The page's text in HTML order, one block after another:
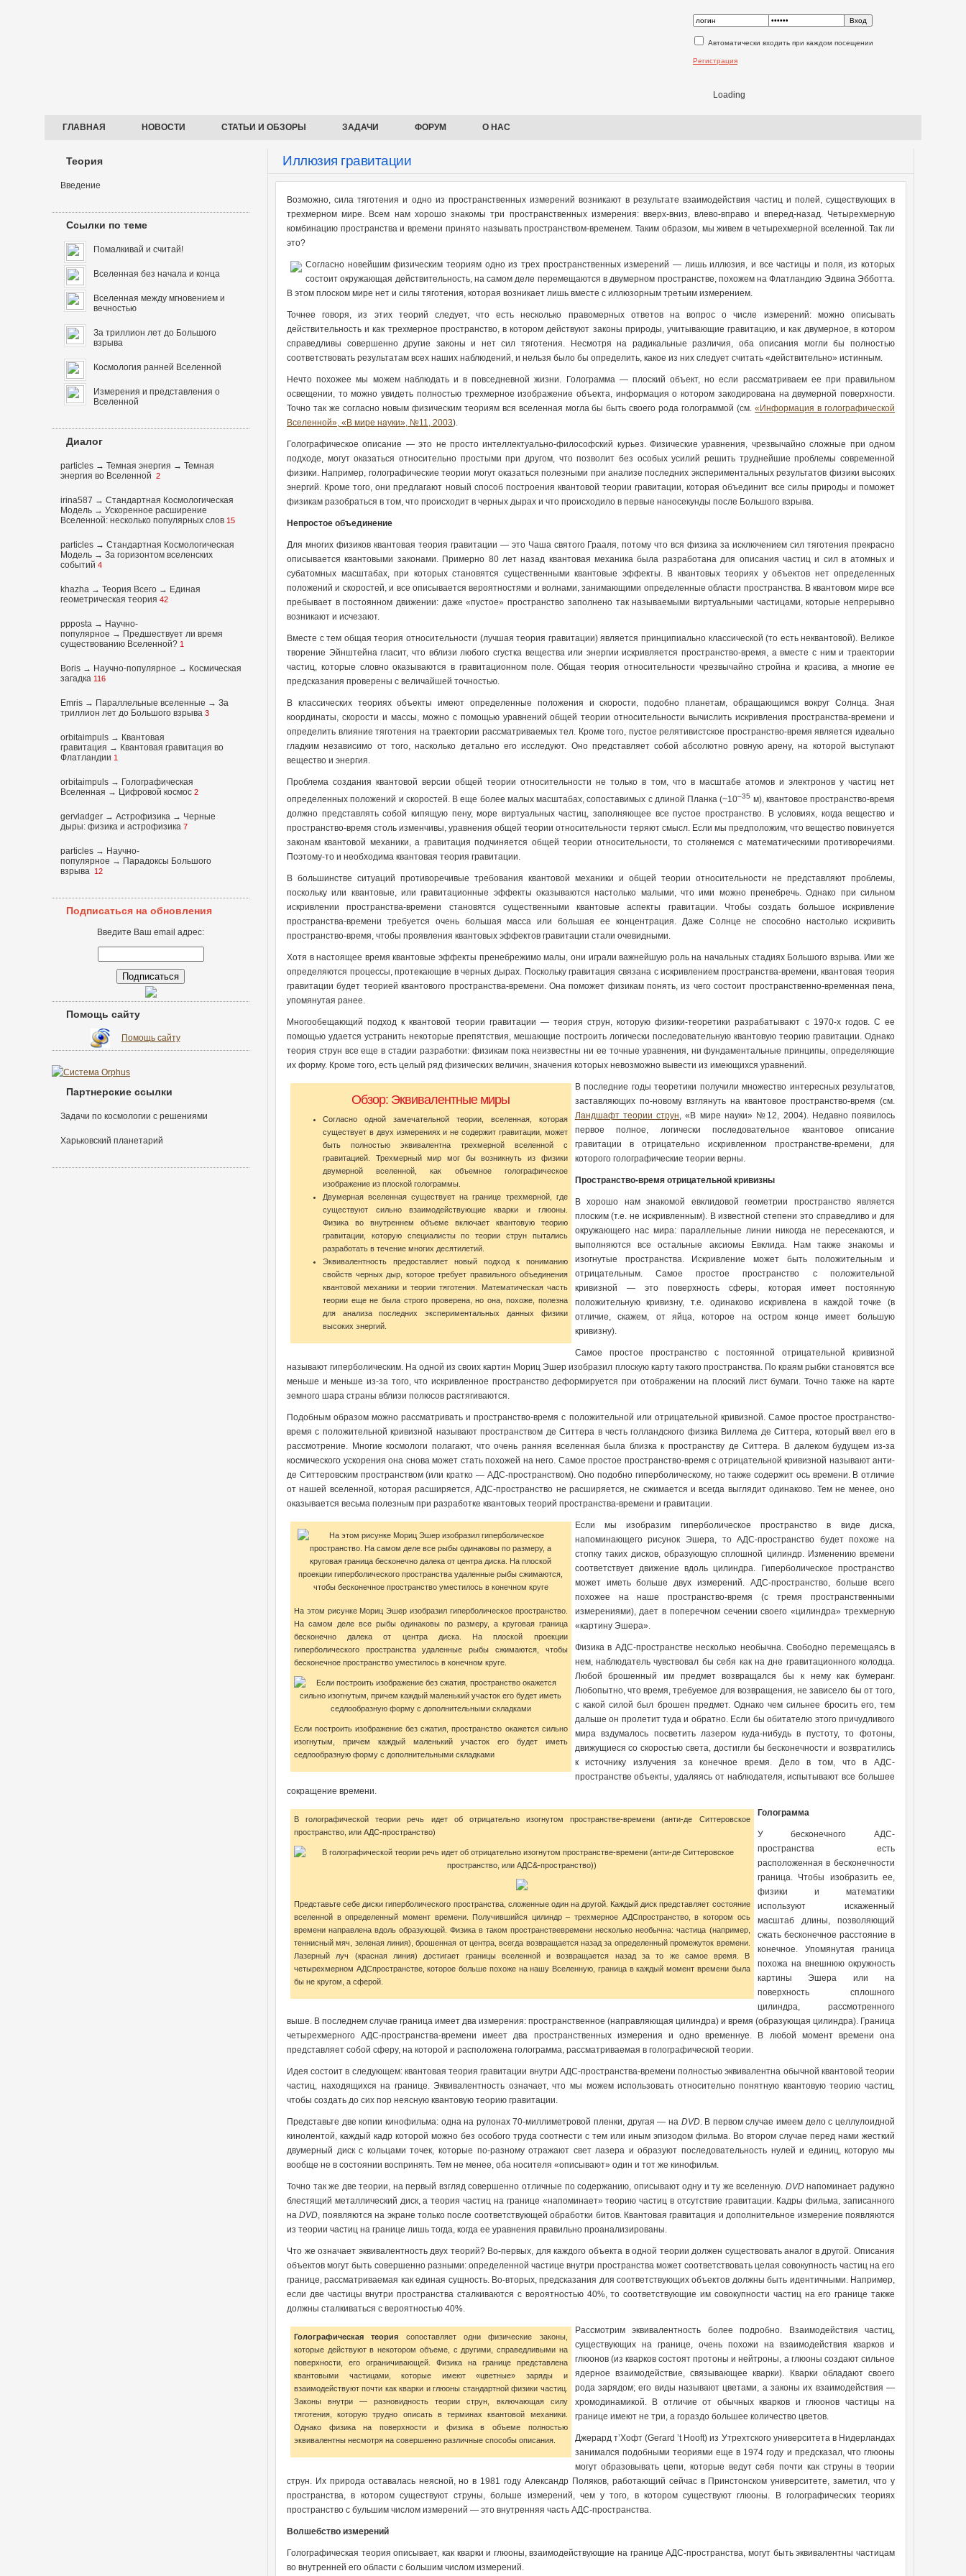
Автоматически входить при каждом посещении
Регистрация
Loading
ГЛАВНАЯ НОВОСТИ СТАТЬИ И ОБЗОРЫ ЗАДАЧИ ФОРУМ О НАС
Иллюзия гравитации
Возможно, сила тяготения и одно из пространственных измерений возникают в результате взаимодействия частиц и полей, существующих в
трехмерном мире. Всем нам хорошо знакомы три пространственных измерения: вверх-вниз, влево-вправо и вперед-назад. Четырехмерную
комбинацию пространства и времени принято называть пространством-временем. Таким образом, мы живем в четырехмерной вселенной. Так ли
это?
Согласно новейшим физическим теориям одно из трех пространственных измерений — лишь иллюзия, и все частицы и поля, из которых
состоит окружающая действительность, на самом деле перемещаются в двумерном пространстве, похожем на Флатландию Эдвина Эбботта.
В этом плоском мире нет и силы тяготения, которая возникает лишь вместе с иллюзорным третьим измерением.
Точнее говоря, из этих теорий следует, что есть несколько правомерных ответов на вопрос о числе измерений: можно описывать
действительность и как трехмерное пространство, в котором действуют законы природы, учитывающие гравитацию, и как двумерное, в котором
справедливы совершенно другие законы и нет сил тяготения. Несмотря на радикальные различия, оба описания могли бы полностью
соответствовать результатам всех наших наблюдений, и нельзя было бы определить, какое из них следует считать «действительно» истинным.
Нечто похожее мы можем наблюдать и в повседневной жизни. Голограмма — плоский объект, но если рассматриваем ее при правильном
освещении, то можно увидеть полностью трехмерное изображение объекта, информация о котором закодирована на двумерной поверхности.
Точно так же согласно новым физическим теориям вся вселенная могла бы быть своего рода голограммой (см.«Информация в голографической
Вселенной», «В мире науки», №11, 2003).
Голографическое описание — это не просто интеллектуально-философский курьез. Физические уравнения, чрезвычайно сложные при одном
подходе, могут оказаться относительно простыми при другом, что позволит без особых усилий решить труднейшие проблемы современной
физики. Например, голографические теории могут оказаться полезными при анализе последних экспериментальных результатов физики высоких
энергий. Кроме того, они предлагают новый способ построения квантовой теории гравитации, которая объединит все силы природы и поможет
физикам разобраться в том, что происходит в черных дырах и что происходило в первые наносекунды после Большого взрыва.
Непростое объединение
Для многих физиков квантовая теория гравитации — это Чаша святого Грааля, потому что вся физика за исключением сил тяготения прекрасно
описывается квантовыми законами. Примерно 80 лет назад квантовая механика была разработана для описания частиц и сил в атомных и
субатомных масштабах, при которых становятся существенными квантовые эффекты. В квантовых теориях у объектов нет определенных
положений и скоростей, и все описывается вероятностями и волнами, занимающими определенные области пространства. В квантовом мире все
пребывает в постоянном движении: даже «пустое» пространство заполнено так называемыми виртуальными частицами, которые непрерывно
возникают и исчезают.
Вместе с тем общая теория относительности (лучшая теория гравитации) является принципиально классической (то есть неквантовой). Великое
творение Эйнштейна гласит, что вблизи любого сгустка вещества или энергии искривляется пространство-время, а вместе с ним и траектории
частиц, которые словно оказываются в гравитационном поле. Общая теория относительности чрезвычайно стройна и красива, а многие ее
предсказания проверены с величайшей точностью.
В классических теориях объекты имеют определенные положения и скорости, подобно планетам, обращающимся вокруг Солнца. Зная
координаты, скорости и массы, можно с помощью уравнений общей теории относительности вычислить искривления пространства-времени и
определить влияние тяготения на траектории рассматриваемых тел. Кроме того, пустое релятивистское пространство-время является идеально
гладким независимо от того, насколько детально его исследуют. Оно представляет собой абсолютно ровную арену, на которой выступают
вещество и энергия.
Проблема создания квантовой версии общей теории относительности не только в том, что в масштабе атомов и электронов у частиц нет
определенных положений и скоростей. В еще более малых масштабах, сопоставимых с длиной Планка (~10–35 м), квантовое пространство-время
должно представлять собой кипящую пену, море виртуальных частиц, заполняющее все пустое пространство. В условиях, когда вещество и
пространство-время столь изменчивы, уравнения общей теории относительности теряют смысл. Если мы предположим, что вещество повинуется
законам квантовой механики, а гравитация подчиняется общей теории относительности, то столкнемся с математическими противоречиями.
Поэтому-то и необходима квантовая теория гравитации.
В большинстве ситуаций противоречивые требования квантовой механики и общей теории относительности не представляют проблемы,
поскольку или квантовые, или гравитационные эффекты оказываются настолько малыми, что ими можно пренебречь. Однако при сильном
искривлении пространства-времени становятся существенными квантовые аспекты гравитации. Чтобы создать большое искривление
пространства-времени требуется очень большая масса или большая ее концентрация. Даже Солнце не способно настолько искривить
пространство-время, чтобы проявления квантовых эффектов гравитации стали очевидными.
Хотя в настоящее время квантовые эффекты пренебрежимо малы, они играли важнейшую роль на начальных стадиях Большого взрыва. Ими же
определяются процессы, протекающие в черных дырах. Поскольку гравитация связана с искривлением пространства-времени, квантовая теория
гравитации будет теорией квантового пространства-времени. Она поможет физикам понять, из чего состоит пространственно-временная пена,
упомянутая ранее.
Многообещающий подход к квантовой теории гравитации — теория струн, которую физики-теоретики разрабатывают с 1970-х годов. С ее
помощью удается устранить некоторые препятствия, мешающие построить логически последовательную квантовую теорию гравитации. Однако
теория струн все еще в стадии разработки: физикам пока неизвестны ни ее точные уравнения, ни фундаментальные принципы, определяющие
их форму. Кроме того, есть целый ряд физических величин, значения которых невозможно вывести из имеющихся уравнений.
Обзор: Эквивалентные миры
Согласно одной замечательной теории, вселенная, которая
существует в двух измерениях и не содержит гравитации, может
быть полностью эквивалентна трехмерной вселенной с
гравитацией. Трехмерный мир мог бы возникнуть из физики
двумерной вселенной, как объемное голографическое
изображение из плоской голограммы.
Двумерная вселенная существует на границе трехмерной, где
существуют сильно взаимодействующие кварки и глюоны.
Физика во внутреннем объеме включает квантовую теорию
гравитации, которую специалисты по теории струн пытались
разработать в течение многих десятилетий.
Эквивалентность предоставляет новый подход к пониманию
свойств черных дыр, которое требует правильного объединения
квантовой механики и теории тяготения. Математическая часть
теории еще не была строго проверена, но она, похоже, полезна
для анализа последних экспериментальных данных физики
высоких энергий.
В последние годы теоретики получили множество интересных результатов,
заставляющих по-новому взглянуть на квантовое пространство-время (см.
Ландшафт теории струн, «В мире науки» №12, 2004). Недавно появилось
первое полное, логически последовательное квантовое описание
гравитации в отрицательно искривленном пространстве-времени, для
которого голографические теории верны.
Пространство-время отрицательной кривизны
В хорошо нам знакомой евклидовой геометрии пространство является
плоским (т.е. не искривленным). В известной степени это справедливо и для
окружающего нас мира: параллельные линии никогда не пересекаются, и
выполняются все остальные аксиомы Евклида. Нам также знакомы и
изогнутые пространства. Искривление может быть положительным и
отрицательным. Самое простое пространство с положительной
кривизной — это поверхность сферы, которая имеет постоянную
положительную кривизну, т.е. одинаково искривлена в каждой точке (в
отличие, скажем, от яйца, которое на остром конце имеет большую
кривизну).
Самое простое пространство с постоянной отрицательной кривизной
называют гиперболическим. На одной из своих картин Мориц Эшер изобразил плоскую карту такого пространства. По краям рыбки становятся все
меньше и меньше из-за того, что искривленное пространство деформируется при отображении на плоский лист бумаги. Точно также на карте
земного шара страны вблизи полюсов растягиваются.
Подобным образом можно рассматривать и пространство-время с положительной или отрицательной кривизной. Самое простое пространство-
время с положительной кривизной называют пространством де Ситтера в честь голландского физика Виллема де Ситтера, который ввел его в
рассмотрение. Многие космологи полагают, что очень ранняя вселенная была близка к пространству де Ситтера. В далеком будущем из-за
космического ускорения она снова может стать похожей на него. Самое простое пространство-время с отрицательной кривизной называют анти-
де Ситтеровским пространством (или кратко — АДС-пространством). Оно подобно гиперболическому, но также содержит ось времени. В отличие
от нашей вселенной, которая расширяется, АДС-пространство не расширяется, не сжимается и всегда выглядит одинаково. Тем не менее, оно
оказывается весьма полезным при разработке квантовых теорий пространства-времени и гравитации.
На этом рисунке Мориц Эшер изобразил гиперболическое пространство.
На самом деле все рыбы одинаковы по размеру, а круговая граница
бесконечно далека от центра диска. На плоской проекции
гиперболического пространства удаленные рыбы сжимаются, чтобы
бесконечное пространство уместилось в конечном круге.
Если построить изображение без сжатия, пространство окажется сильно
изогнутым, причем каждый маленький участок его будет иметь
седлообразную форму с дополнительными складками
Если мы изобразим гиперболическое пространство в виде диска,
напоминающего рисунок Эшера, то АДС-пространство будет похоже на
стопку таких дисков, образующую сплошной цилиндр. Изменению времени
соответствует движение вдоль цилиндра. Гиперболическое пространство
может иметь больше двух измерений. АДС-пространство, больше всего
похожее на наше пространство-время (с тремя пространственными
измерениями), дает в поперечном сечении своего «цилиндра» трехмерную
«картину Эшера».
Физика в АДС-пространстве несколько необычна. Свободно перемещаясь в
нем, наблюдатель чувствовал бы себя как на дне гравитационного колодца.
Любой брошенный им предмет возвращался бы к нему как бумеранг.
Любопытно, что время, требуемое для возвращения, не зависело бы от того,
с какой силой был брошен предмет. Однако чем сильнее бросить его, тем
дальше он пролетит туда и обратно. Если бы обитателю этого причудливого
мира вздумалось посветить лазером куда-нибудь в пустоту, то фотоны,
движущиеся со скоростью света, достигли бы бесконечности и возвратились
к источнику излучения за конечное время. Дело в том, что в АДС-
пространстве объекты, удаляясь от наблюдателя, испытывают все большее
сокращение времени.
В голографической теории речь идет об отрицательно изогнутом пространстве-­времени (анти­-де Ситтеровское
пространство, или АДС-­пространство)
Представьте себе диски гиперболического пространства, сложенные один на другой. Каждый диск представляет состояние
вселенной в определенный момент времени. Получившийся цилиндр – трехмерное АДС­пространство, в котором ось
времени направлена вдоль образующей. Физика в таком пространстве­времени несколько необычна: частица (например,
теннисный мяч, зеленая линия), брошенная от центра, всегда возвращается назад за определенный промежуток времени.
Лазерный луч (красная линия) достигает границы вселенной и возвращается назад за то же самое время. В
четырехмерном АДС­пространстве, которое больше похоже на нашу Вселенную, граница в каждый момент времени была
бы не кругом, а сферой.
Голограмма
У бесконечного АДС-
пространства есть
расположенная в бесконечности
граница. Чтобы изобразить ее,
физики и математики
используют искаженный
масштаб длины, позволяющий
сжать бесконечное расстояние в
конечное. Упомянутая граница
похожа на внешнюю окружность
картины Эшера или на
поверхность сплошного
цилиндра, рассмотренного
выше. В последнем случае граница имеет два измерения: пространственное (направляющая цилиндра) и время (образующая цилиндра). Граница
четырехмерного АДС-пространства-времени имеет два пространственных измерения и одно временнуе. В любой момент времени она
представляет собой сферу, на которой и расположена голограмма, рассматриваемая в голографической теории.
Идея состоит в следующем: квантовая теория гравитации внутри АДС-пространства-времени полностью эквивалентна обычной квантовой теории
частиц, находящихся на границе. Эквивалентность означает, что мы можем использовать относительно понятную квантовую теорию частиц,
чтобы создать до сих пор неясную квантовую теорию гравитации.
Представьте две копии кинофильма: одна на рулонах 70-миллиметровой пленки, другая — на DVD. В первом случае имеем дело с целлулоидной
кинолентой, каждый кадр которой можно без особого труда соотнести с тем или иным эпизодом фильма. Во втором случае перед нами жесткий
двумерный диск с кольцами точек, которые по-разному отражают свет лазера и образуют последовательность нулей и единиц, которую мы
вообще не в состоянии воспринять. Тем не менее, оба носителя «описывают» один и тот же кинофильм.
Точно так же две теории, на первый взгляд совершенно отличные по содержанию, описывают одну и ту же вселенную. DVDнапоминает радужно
блестящий металлический диск, а теория частиц на границе «напоминает» теорию частиц в отсутствие гравитации. Кадры фильма, записанного
наDVD, появляются на экране только после соответствующей обработки битов. Квантовая гравитация и дополнительное измерение появляются
из теории частиц на границе лишь тогда, когда ее уравнения правильно проанализированы.
Что же означает эквивалентность двух теорий? Во-первых, для каждого объекта в одной теории должен существовать аналог в другой. Описания
объектов могут быть совершенно разными: определенной частице внутри пространства может соответствовать целая совокупность частиц на его
границе, рассматриваемая как единая сущность. Во-вторых, предсказания для соответствующих объектов должны быть идентичными. Например,
если две частицы внутри пространства сталкиваются с вероятностью 40%, то соответствующие им совокупности частиц на его границе также
должны сталкиваться с вероятностью 40%.
Голографическая теория сопоставляет одни физические законы,
которые действуют в некотором объеме, с другими, справедливыми на
поверхности, его ограничивающей. Физика на границе представлена
квантовыми частицами, которые имеют «цветные» заряды и
взаимодействуют почти как кварки и глюоны стандартной физики частиц.
Законы внутри — разновидность теории струн, включающая силу
тяготения, которую трудно описать в терминах квантовой механики.
Однако физика на поверхности и физика в объеме полностью
эквивалентны несмотря на совершенно различные способы описания.
Рассмотрим эквивалентность более подробно. Взаимодействия частиц,
существующих на границе, очень похожи на взаимодействия кварков и
глюонов (из кварков состоят протоны и нейтроны, а глюоны создают сильное
ядерное взаимодействие, связывающее кварки). Кварки обладают своего
рода зарядом; его виды называют цветами, а законы их взаимодействия —
хромодинамикой. В отличие от обычных кварков и глюонов частицы на
границе имеют не три, а гораздо большее количество цветов.
Джерард т’Хофт (Gerard ’t Hooft) из Утрехтского университета в Нидерландах
занимался подобными теориями еще в 1974 году и предсказал, что глюоны
могут образовывать цепи, которые ведут себя почти как струны в теории
струн. Их природа оставалась неясной, но в 1981 году Александр Поляков, работающий сейчас в Принстонском университете, заметил, что у
пространства, в котором существуют струны, больше измерений, чем у того, в котором существуют глюоны. В голографических теориях
пространство с бульшим числом измерений — это внутренняя часть АДС-пространства.
Волшебство измерений
Голографическая теория описывает, как кварки и глюоны, взаимодействующие на границе АДС-пространства, могут быть эквивалентны частицам
во внутренней его области с большим числом измерений.
Теория
Введение
Ссылки по теме
Помалкивай и считай!
Вселенная без начала и конца
Вселенная между мгновением и
вечностью
За триллион лет до Большого
взрыва
Космология ранней Вселенной
Измерения и представления о
Вселенной
Диалог
particles → Темная энергия → Темная
энергия во Вселенной 2
irina587 → Стандартная Космологическая
Модель → Ускоренное расширение
Вселенной: несколько популярных слов 15
particles → Стандартная Космологическая
Модель → За горизонтом вселенских
событий 4
khazha → Теория Всего → Единая
геометрическая теория 42
ppposta → Научно-
популярное → Предшествует ли время
существованию Вселенной? 1
Boris → Научно-популярное → Космическая
загадка 116
Emris → Параллельные вселенные → За
триллион лет до Большого взрыва 3
orbitaimpuls → Квантовая
гравитация → Квантовая гравитация во
Флатландии 1
orbitaimpuls → Голографическая
Вселенная → Цифровой космос 2
gervladger → Астрофизика → Черные
дыры: физика и астрофизика 7
particles → Научно-
популярное → Парадоксы Большого
взрыва 12
Подписаться на обновления
Введите Ваш email адрес:
Помощь сайту
Помощь сайту
Партнерские ссылки
Задачи по космологии с решениями
Харьковский планетарий